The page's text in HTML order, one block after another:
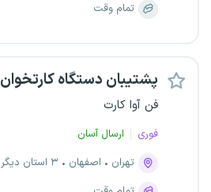
تمام وقت
پشتیبان دستگاه کارتخوان
فن آوا کارت
فوری
ارسال آسان
تهران
اصفهان
۳ استان دیگر